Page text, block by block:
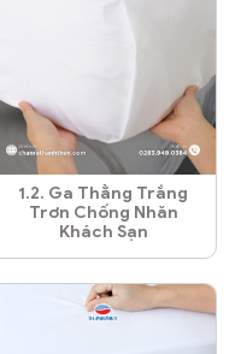
1.2. Ga Thẳng Trắng
Trơn Chống Nhăn
Khách Sạn